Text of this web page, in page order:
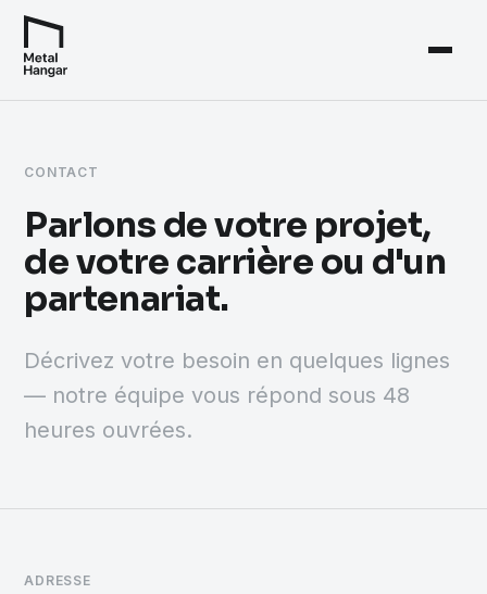
CONTACT
Parlons de votre projet,
de votre carrière ou d'un
partenariat.
Décrivez votre besoin en quelques lignes
— notre équipe vous répond sous 48
heures ouvrées.
ADRESSE